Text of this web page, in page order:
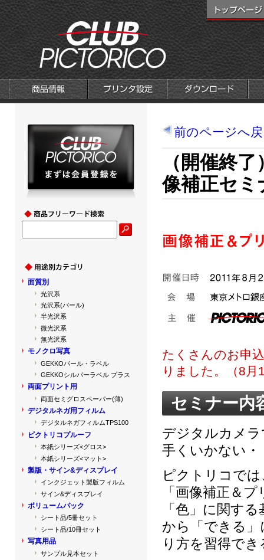
前のページへ
（開催終
像補正セミ
たくさんのお申
りました。（8
セミナー内
デジタルカメ
手くいかない
ピクトリコで
「画像補正＆
「色」に関す
から「できる
り方を習得で
面質別
光沢系
光沢系(パール)
半光沢系
微光沢系
無光沢系
モノクロ写真
GEKKOパール・ラベル
GEKKOシルバーラベル プラス
両面プリント用
両面セミグロスペーパー(薄)
デジタルネガ用フィルム
デジタルネガフィルムTPS100
ピクトリコプルーフ
本紙シリーズ<グロス>
本紙シリーズ<マット>
製版・サイン&ディスプレイ
インクジェット製版フィルム
サイン&ディスプレイ
ボリュームパック
シート品/5冊セット
シート品/10冊セット
写真用品
サンプル見本セット